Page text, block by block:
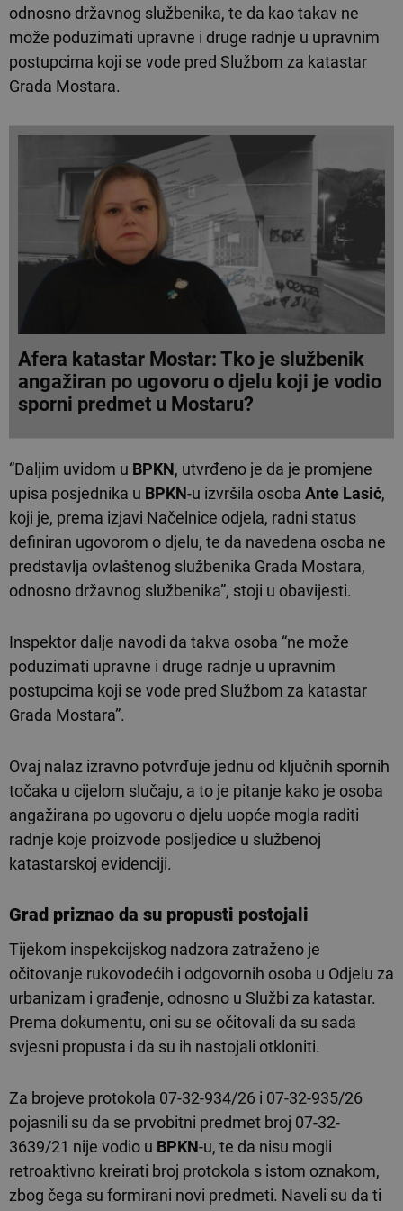
odnosno državnog službenika, te da kao takav ne
može poduzimati upravne i druge radnje u upravnim
postupcima koji se vode pred Službom za katastar
Grada Mostara.
Afera katastar Mostar: Tko je službenik
angažiran po ugovoru o djelu koji je vodio
sporni predmet u Mostaru?
“Daljim uvidom u BPKN, utvrđeno je da je promjene
upisa posjednika u BPKN-u izvršila osoba Ante Lasić,
koji je, prema izjavi Načelnice odjela, radni status
definiran ugovorom o djelu, te da navedena osoba ne
predstavlja ovlaštenog službenika Grada Mostara,
odnosno državnog službenika”, stoji u obavijesti.
Inspektor dalje navodi da takva osoba “ne može
poduzimati upravne i druge radnje u upravnim
postupcima koji se vode pred Službom za katastar
Grada Mostara”.
Ovaj nalaz izravno potvrđuje jednu od ključnih spornih
točaka u cijelom slučaju, a to je pitanje kako je osoba
angažirana po ugovoru o djelu uopće mogla raditi
radnje koje proizvode posljedice u službenoj
katastarskoj evidenciji.
Grad priznao da su propusti postojali
Tijekom inspekcijskog nadzora zatraženo je
očitovanje rukovodećih i odgovornih osoba u Odjelu za
urbanizam i građenje, odnosno u Službi za katastar.
Prema dokumentu, oni su se očitovali da su sada
svjesni propusta i da su ih nastojali otkloniti.
Za brojeve protokola 07-32-934/26 i 07-32-935/26
pojasnili su da se prvobitni predmet broj 07-32-
3639/21 nije vodio u BPKN-u, te da nisu mogli
retroaktivno kreirati broj protokola s istom oznakom,
zbog čega su formirani novi predmeti. Naveli su da ti